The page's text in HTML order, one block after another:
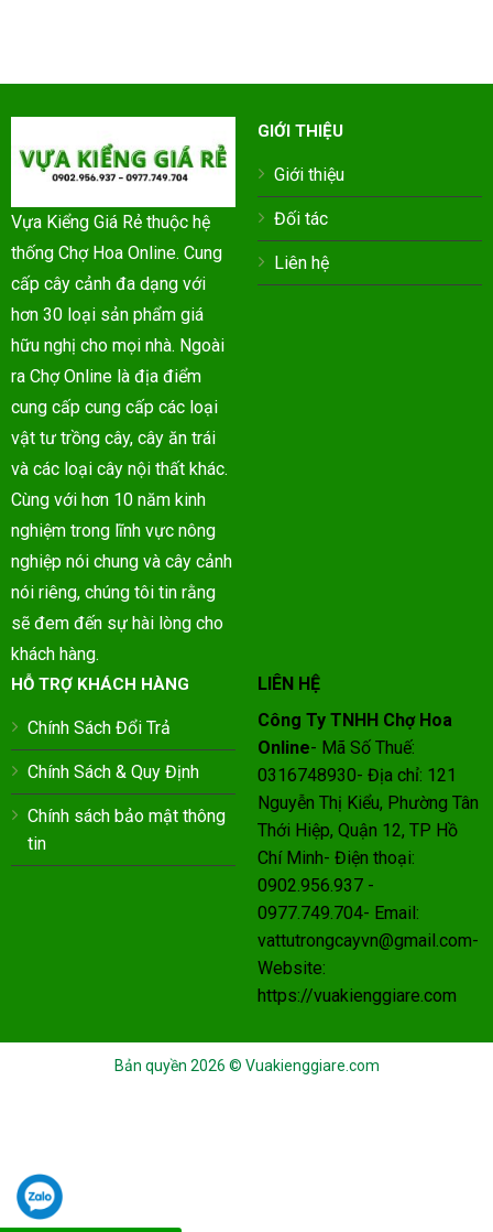
Vựa Kiểng Giá Rẻ thuộc hệ
thống Chợ Hoa Online. Cung
cấp cây cảnh đa dạng với
hơn 30 loại sản phẩm giá
hữu nghị cho mọi nhà. Ngoài
ra Chợ Online là địa điểm
cung cấp cung cấp các loại
vật tư trồng cây, cây ăn trái
và các loại cây nội thất khác.
Cùng với hơn 10 năm kinh
nghiệm trong lĩnh vực nông
nghiệp nói chung và cây cảnh
nói riêng, chúng tôi tin rằng
sẽ đem đến sự hài lòng cho
khách hàng.
GIỚI THIỆU
Giới thiệu
Đối tác
Liên hệ
HỖ TRỢ KHÁCH HÀNG
Chính Sách Đổi Trả
Chính Sách & Quy Định
Chính sách bảo mật thông
tin
LIÊN HỆ
Công Ty TNHH Chợ Hoa
Online- Mã Số Thuế:
0316748930- Địa chỉ: 121
Nguyễn Thị Kiểu, Phường Tân
Thới Hiệp, Quận 12, TP Hồ
Chí Minh- Điện thoại:
0902.956.937 -
0977.749.704- Email:
vattutrongcayvn@gmail.com-
Website:
https://vuakienggiare.com
Bản quyền 2026 © Vuakienggiare.com